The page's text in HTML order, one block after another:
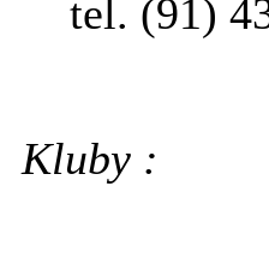
tel. (91)
Kluby :